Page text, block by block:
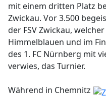
mit einem dritten Platz
Zwickau. Vor 3.500
der FSV Zwickau,
Himmelblauen und im
des 1. FC Nürnberg mit
verwies, das Turnier.
Während in Chemnitz